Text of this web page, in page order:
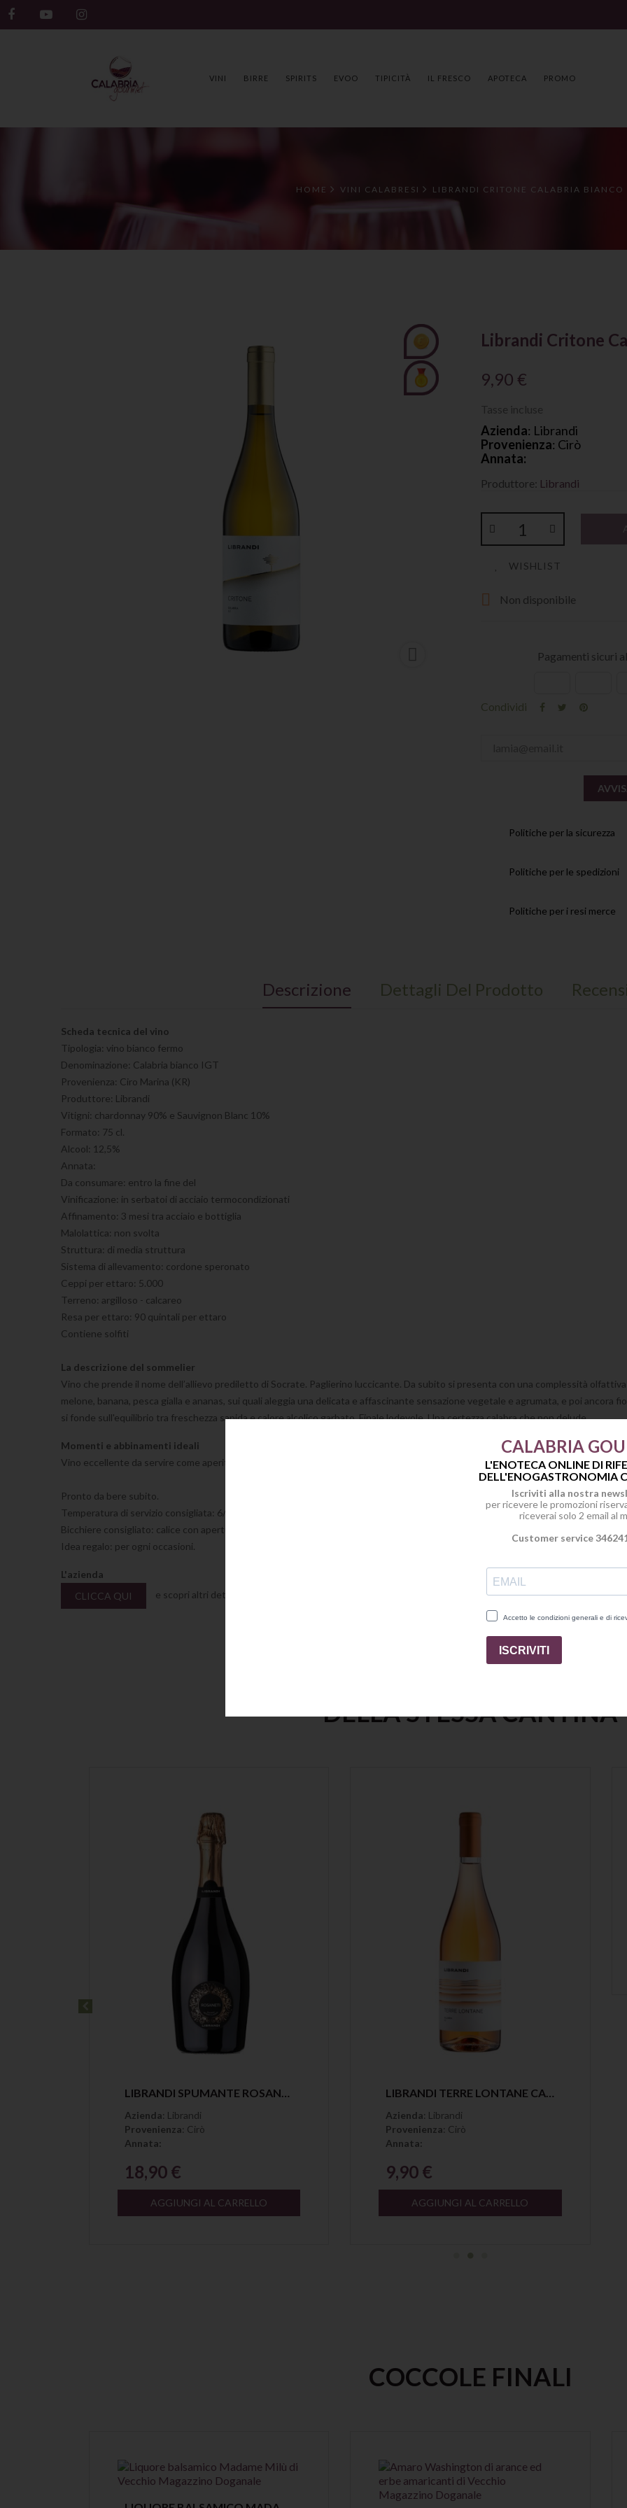
VINI BIRRE SPIRITS EVOO TIPICITÀ IL FRESCO APOTECA PROMO
HOME VINI CALABRESI LIBRANDI CRITONE CALABRIA BIANCO

Librandi Critone
9,90 €
Tasse incluse
Azienda: Librandi
Provenienza: Cirò
Annata:
Produttore: Librandi
WISHLIST
 Non disponibile
Pagamenti sicuri
Condividi
Politiche per la sicurezza
Politiche per le spedizioni
Politiche per i resi merce
Descrizione Dettagli Del Prodotto
Scheda tecnica del vino
Tipologia: vino bianco fermo
Denominazione: Calabria bianco IGT
Provenienza: Ciro Marina (KR)
Produttore: Librandi
Vitigni: chardonnay 90% e Sauvignon Blanc 10%
Formato: 75 cl.
Alcool: 12,5%
Annata:
Da consumare: entro la fine del
Vinificazione: in serbatoi di acciaio termocondizionati
Affinamento: 3 mesi tra acciaio e bottiglia
Malolattica: non svolta
Struttura: di media struttura
Sistema di allevamento: cordone speronato
Ceppi per ettaro: 5.000
Terreno: argilloso - calcareo
Resa per ettaro: 90 quintali per ettaro
Contiene solfiti
La descrizione del sommelier
Vino che prende il nome dell’allievo prediletto di Socrate. Paglierino luccicante. Da subito si presenta con una complessità
melone, banana, pesca gialla e ananas, sui quali aleggia una delicata e affascinante sensazione vegetale e agrumata, e poi ancora
si fonde sull'equilibrio tra freschezza sapida e calore alcolico garbato. Finale lodevole. Una certezza calabra che non delude.
Momenti e abbinamenti ideali
Vino eccellente da servire come aperitivo e antipasti di mare. Ottimo con primi e secondi di pesce delicati, al forno, con salse
Pronto da bere subito.
Temperatura di servizio consigliata: 6/8 gradi
Bicchiere consigliato: calice con apertura media
Idea regalo: per ogni occasioni.
L'azienda
CLICCA QUI
e scopri altri dettagli su Librandi nel mio blog su questo stesso store.
DELLA STESSA CANTINA
Anteprima LIBRANDI SPUMANTE ROSANETI BRUT ROSÈ CHAMPENOIS VSQ
Azienda: Librandi
Provenienza: Cirò
Annata:
18,90 €
AGGIUNGI AL CARRELLO
Anteprima LIBRANDI TERRE LONTANE CALABRIA ROSATO IGT
Azienda: Librandi
Provenienza: Cirò
Annata:
9,90 €
AGGIUNGI AL CARRELLO
COCCOLE FINALI
Anteprima
L'ENOTECA ONLINE DI
DELL'ENOGASTRONOMIA
Iscriviti alla nostra
per ricevere le promozioni
riceverai solo 2 email al
Customer service
CALABRIA